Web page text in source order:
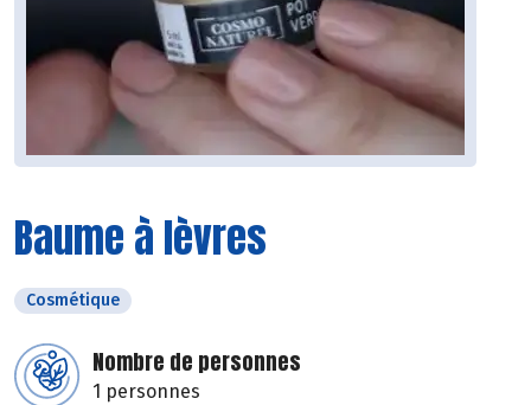
Baume à lèvres
Cosmétique
Nombre de personnes
1 personnes